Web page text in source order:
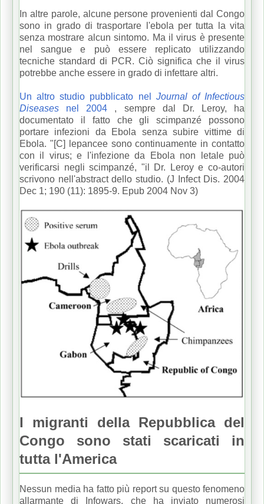
In altre parole, alcune persone provenienti dal Congo
sono in grado di trasportare l'ebola per tutta la vita
senza mostrare alcun sintomo. Ma il virus è presente
nel sangue e può essere replicato utilizzando
tecniche standard di PCR. Ciò significa che il virus
potrebbe anche essere in grado di infettare altri.
Un altro studio pubblicato nel Journal of Infectious
Diseases nel 2004 , sempre dal Dr. Leroy, ha
documentato il fatto che gli scimpanzé possono
portare infezioni da Ebola senza subire vittime di
Ebola. "[C] lepancee sono continuamente in contatto
con il virus;e l'infezione da Ebola non letale può
verificarsi negli scimpanzé, "il Dr. Leroy e co-autori
scrivono nell'abstract dello studio. (J Infect Dis. 2004
Dec 1; 190 (11): 1895-9. Epub 2004 Nov 3)
I migranti della Repubblica del
Congo sono stati scaricati in
tutta l'America
Nessun media ha fatto più report su questo fenomeno
allarmante di Infowars, che ha inviato numerosi